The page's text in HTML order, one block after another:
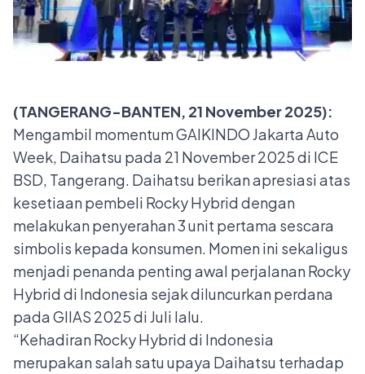
(TANGERANG-BANTEN, 21 November 2025):
Mengambil momentum GAIKINDO Jakarta Auto
Week, Daihatsu pada 21 November 2025 di ICE
BSD, Tangerang. Daihatsu berikan apresiasi atas
kesetiaan pembeli Rocky Hybrid dengan
melakukan penyerahan 3 unit pertama sescara
simbolis kepada konsumen. Momen ini sekaligus
menjadi penanda penting awal perjalanan Rocky
Hybrid di Indonesia sejak diluncurkan perdana
pada GIIAS 2025 di Juli lalu.
“Kehadiran Rocky Hybrid di Indonesia
merupakan salah satu upaya Daihatsu terhadap